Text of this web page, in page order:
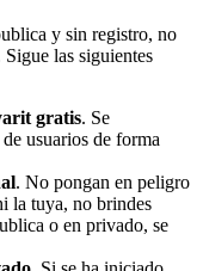
y sin registro, no
las siguientes
gratis. Se
usuarios de forma
. No pongan en peligro
la tuya, no brindes
o en privado, se